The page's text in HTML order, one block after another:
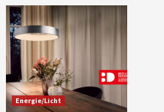
Energie/Licht